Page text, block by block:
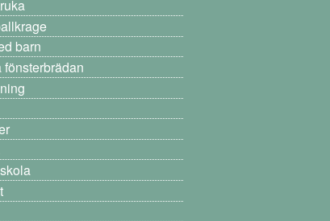
barn
fönsterbrädan